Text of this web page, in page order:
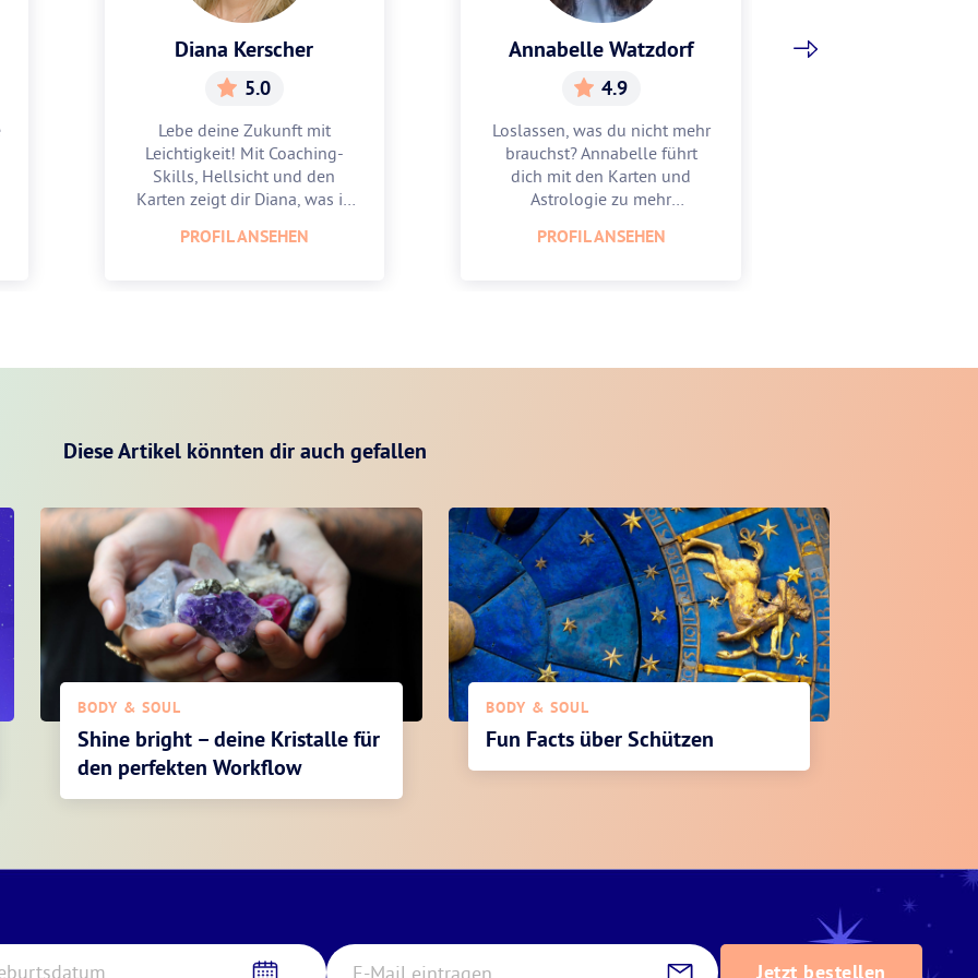
Diana Kerscher
5.0
Lebe deine Zukunft mit
Leichtigkeit! Mit Coaching-
Skills, Hellsicht und den
Karten zeigt dir Diana, was in
PROFIL ANSEHEN
Annabelle Watzdorf
4.9
Loslassen, was du nicht mehr
brauchst? Annabelle führt
dich mit den Karten und
Astrologie zu mehr
PROFIL ANSEHEN
Diese Artikel könnten dir auch gefallen
BODY & SOUL
Shine bright – deine Kristalle für
den perfekten Workflow
BODY & SOUL
Fun Facts über Schützen
Jetzt bestellen